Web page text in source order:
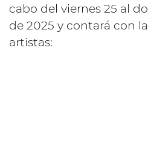
cabo del viernes 25 al
de 2025 y contará con
artistas: